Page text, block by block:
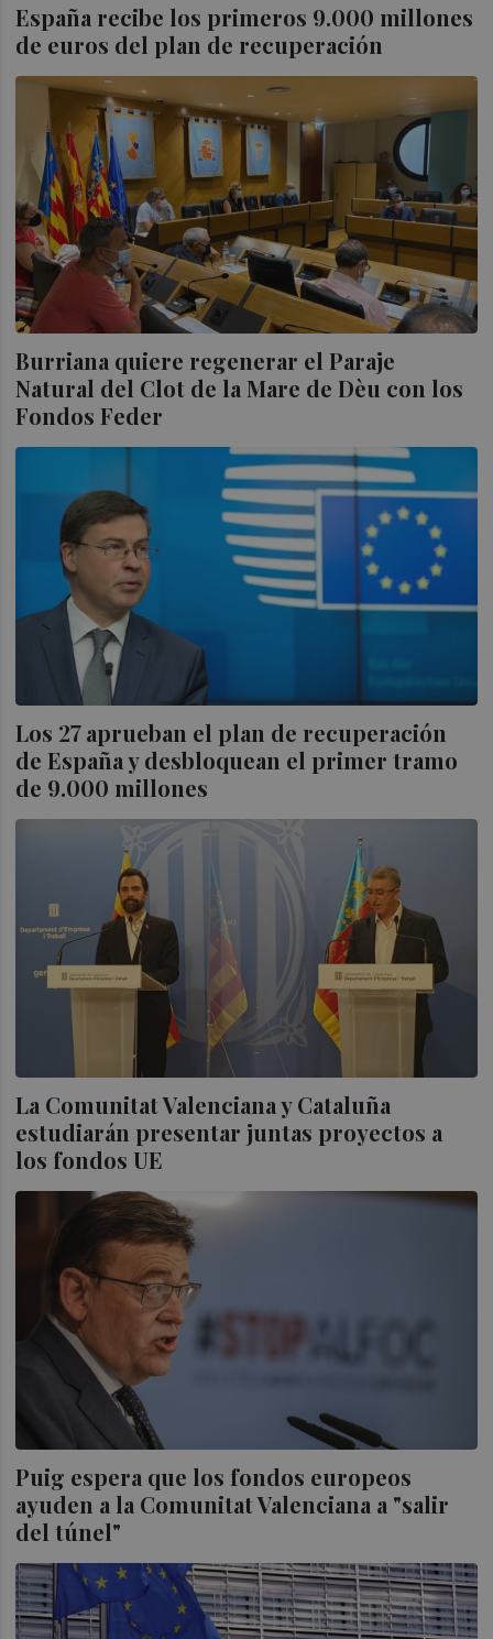
España recibe los primeros 9.000 millones
de euros del plan de recuperación
Burriana quiere regenerar el Paraje
Natural del Clot de la Mare de Dèu con los
Fondos Feder
Los 27 aprueban el plan de recuperación
de España y desbloquean el primer tramo
de 9.000 millones
La Comunitat Valenciana y Cataluña
estudiarán presentar juntas proyectos a
los fondos UE
Puig espera que los fondos europeos
ayuden a la Comunitat Valenciana a "salir
del túnel"